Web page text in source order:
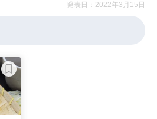
発表日：2022年3月15日